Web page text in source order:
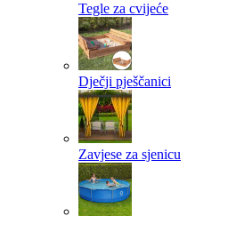
Tegle za cvijeće
Dječji pješčanici
Zavjese za sjenicu